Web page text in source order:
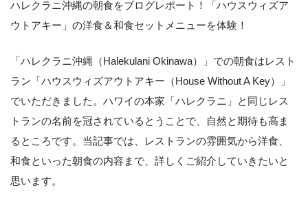
ハレクラニ沖縄の朝食をブログレポート！「ハウスウィズア
ウトアキー」の洋食＆和食セットメニューを体験！
「ハレクラニ沖縄（Halekulani Okinawa）」での朝食はレスト
ラン「ハウスウィズアウトアキー（House Without A Key）」
でいただきました。ハワイの本家「ハレクラニ」と同じレス
トランの名前を冠されているとうことで、自然と期待も高ま
るところです。当記事では、レストランの雰囲気から洋食、
和食といった朝食の内容まで、詳しくご紹介していきたいと
思います。